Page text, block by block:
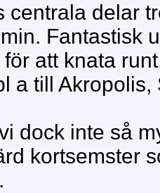
centrala delar
Fantastisk
för att knata
a till
dock inte så
kortsemster